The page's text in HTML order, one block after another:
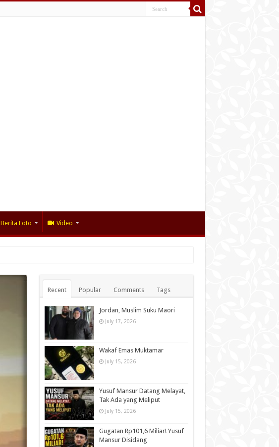
Berita Foto Video
Recent Popular Comments Tags
Jordan, Muslim Suku Maori
July 17, 2026
Wakaf Emas Muktamar
July 15, 2026
Yusuf Mansur Datang Melayat,
Tak Ada yang Meliput
July 15, 2026
Gugatan Rp101,6 Miliar! Yusuf
Mansur Disidang